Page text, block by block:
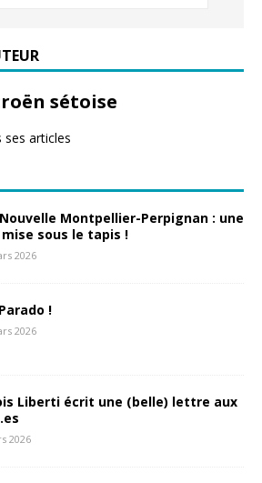
sétoise
ses articles
Montpellier-Perpignan : une
sous le tapis !
2026
!
2026
Liberti écrit une (belle) lettre aux
2026